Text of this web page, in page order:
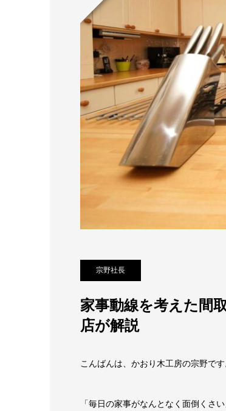
宗野社長
家事動線を考えた間
店が解説
こんばんは、かおり木工房の宗野で
「毎日の家事がなんとなく面倒く